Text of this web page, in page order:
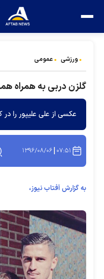
ورزشی عمومی
گلزن دربی به همراه
عکسی از علی علیپور را
۰۷:۵۱ ۱۳۹۶/۰۸/۰۶
به گزارش آفتاب نیوز،